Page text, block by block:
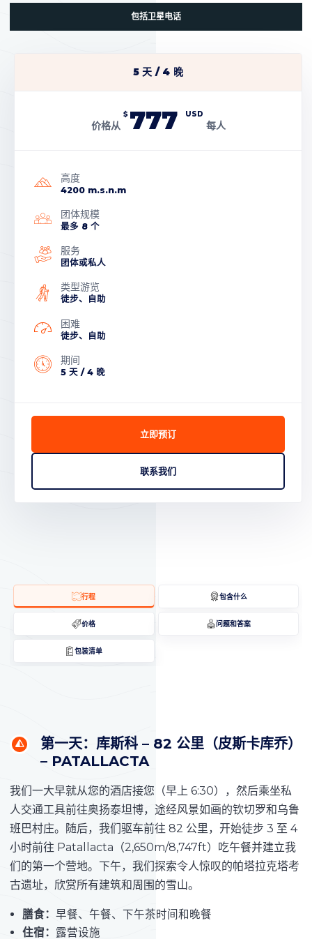
包括卫星电话
5 天 / 4 晚
价格从
$ 777 USD
每人
高度
4200 m.s.n.m
团体规模
最多 8 个
服务
团体或私人
类型游览
徒步、自助
困难
徒步、自助
期间
5 天 / 4 晚
立即预订
联系我们
行程 包含什么
价格 问题和答案
包装清单
第一天：库斯科 – 82 公里（皮斯卡库乔）
– PATALLACTA
我们一大早就从您的酒店接您（早上 6:30），然后乘坐私
人交通工具前往奥扬泰坦博，途经风景如画的钦切罗和乌鲁
班巴村庄。随后，我们驱车前往 82 公里，开始徒步 3 至 4
小时前往 Patallacta（2,650m/8,747ft）吃午餐并建立我
们的第一个营地。下午，我们探索令人惊叹的帕塔拉克塔考
古遗址，欣赏所有建筑和周围的雪山。
膳食： 早餐、午餐、下午茶时间和晚餐
住宿： 露营设施